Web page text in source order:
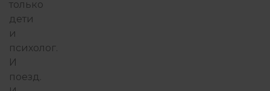
только
дети
и
психолог.
И
поезд.